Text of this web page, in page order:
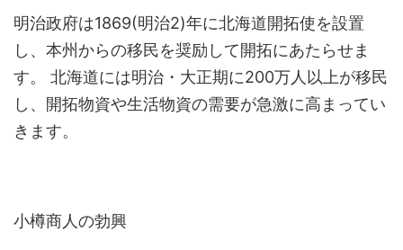
明治政府は1869(明治2)年に北海道開拓使を設置
し、本州からの移民を奨励して開拓にあたらせま
す。 北海道には明治・大正期に200万人以上が移民
し、開拓物資や生活物資の需要が急激に高まってい
きます。
小樽商人の勃興